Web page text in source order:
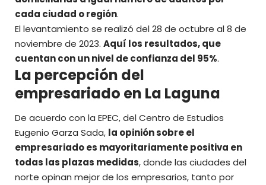
cada ciudad o región.
El levantamiento se realizó del 28 de octubre al 8 de
noviembre de 2023. Aquí los resultados, que
cuentan con un nivel de confianza del 95%.
La percepción del
empresariado en La Laguna
De acuerdo con la EPEC, delCentro de Estudios
Eugenio Garza Sada, la opinión sobre el
empresariado es mayoritariamente positiva en
todas las plazas medidas, donde las ciudades del
norte opinan mejor de los empresarios, tanto por